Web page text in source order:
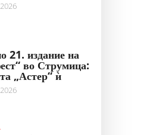
21. издание на
во Струмица:
„Астер“ ѝ